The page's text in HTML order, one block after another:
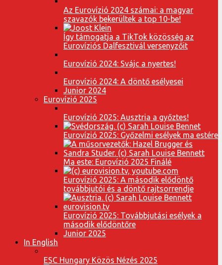
Az Eurovízió 2024 számai: a magyar
szavazók bekerültek a top 10-be!
Így támogatja a TikTok közösség az
Eurovíziós Dalfesztivál versenyzőit
Eurovízió 2024: Svájc a nyertes!
Eurovízió 2024: A döntő esélyesei
Junior 2024
Eurovízió 2025
Eurovízió 2025: Ausztria a győztes!
Eurovízió 2025: Győzelmi esélyek ma estére
Ma este: Eurovízió 2025 Finálé
Eurovízió 2025: A második elődöntő
továbbjutói és a döntő rajtsorrendje
Eurovízió 2025: Továbbjutási esélyek a
második elődöntőre
Junior 2025
In English
ESC Hungary Közös Nézés 2025